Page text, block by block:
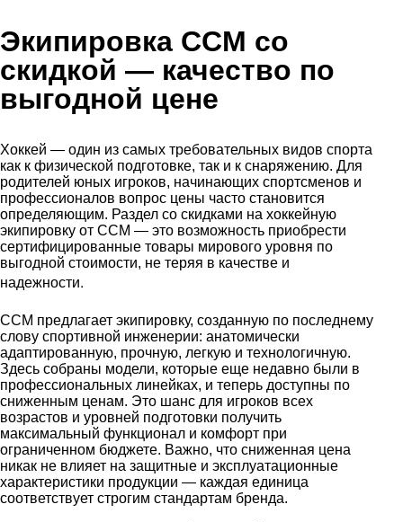
Экипировка CCM со
скидкой — качество по
выгодной цене
Хоккей — один из самых требовательных видов спорта
как к физической подготовке, так и к снаряжению. Для
родителей юных игроков, начинающих спортсменов и
профессионалов вопрос цены часто становится
определяющим. Раздел со скидками на хоккейную
экипировку от CCM — это возможность приобрести
сертифицированные товары мирового уровня по
выгодной стоимости, не теряя в качестве и
надежности.
CCM предлагает экипировку, созданную по последнему
слову спортивной инженерии: анатомически
адаптированную, прочную, легкую и технологичную.
Здесь собраны модели, которые еще недавно были в
профессиональных линейках, и теперь доступны по
сниженным ценам. Это шанс для игроков всех
возрастов и уровней подготовки получить
максимальный функционал и комфорт при
ограниченном бюджете. Важно, что сниженная цена
никак не влияет на защитные и эксплуатационные
характеристики продукции — каждая единица
соответствует строгим стандартам бренда.